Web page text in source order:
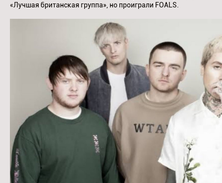
«Лучшая британская группа», но проиграли FOALS.